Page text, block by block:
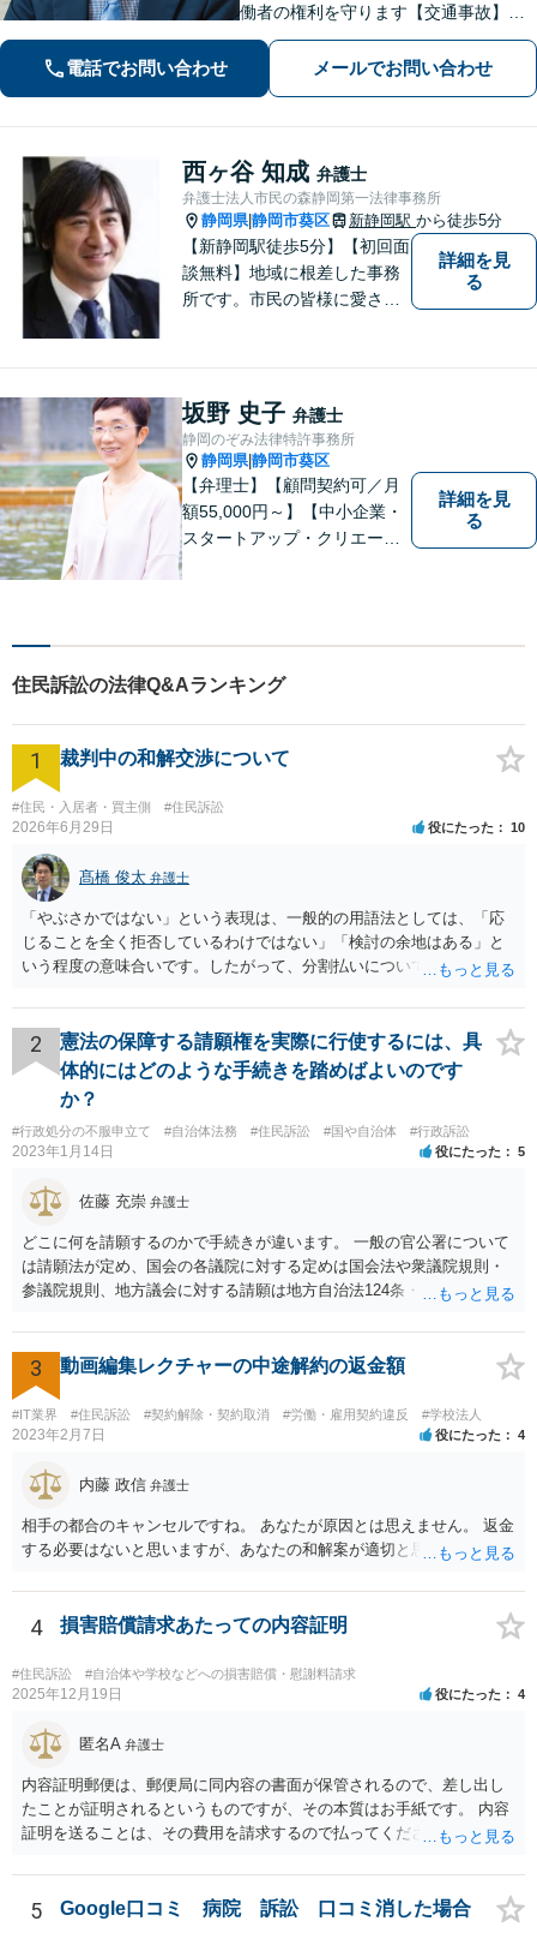
働者の権利を守ります【交通事故】保
険会社との交渉もお任せ。事故後の不
安な気持ちに寄り添う丁寧な対応【男
女問題】シングルマザーの法律相談は
電話でお問い合わせ メールでお問い合わせ
西ヶ谷 知成 弁護士
弁護士法人市民の森静岡第一法律事務所
静岡県|静岡市葵区 新静岡駅 から徒歩5分
【新静岡駅徒歩5分】【初回面
談無料】地域に根差した事務
所です。市民の皆様に愛され
軽にご連絡ください。
詳細を見
る
坂野 史子 弁護士
静岡のぞみ法律特許事務所
静岡県|静岡市葵区
【弁理士】【顧問契約可／月
額55,000円～】【中小企業・
スタートアップ・クリエータ
標、著作権、不正競争防止法
ーガルフォースの高精度契約
書チェック」
詳細を見
る
住民訴訟の法律Q&Aランキング
1 裁判中の和解交渉について
#住民・入居者・買主側 #住民訴訟
2026年6月29日 役にたった 10
髙橋 俊太 弁護士
「やぶさかではない」という表現は、一般的の用語法としては、「応
じることを全く拒否しているわけではない」「検討の余地はある」と
いう程度の意味合いです。したがって、分割払いについて、直ちに拒
「吝かではない」と言われたからといって、分割案に合意したという
意味ではありません。相手方司法書士の発言も、「分割案を検討する
余地はあるが、正式な回答は相手方本人と協議したうえで行う」とい
う趣旨と捉えるのが自然だと思われます。 司法書士が窓口になってい
るのであれば、今後は、相手方本人に直接連絡するのではなく、司法
書士を通じてやり取りする方が適切な対応となります。直接交渉を続
けると、「勝手に話を進めた」と受け取られ、かえって交渉がこじれ
る可能性があります。対応としては、分割払いを希望する理由、頭金
の有無、毎月の支払額、支払日、遅れた場合の扱いなどを整理し、書
2
憲法の保障する請願権を実際に行使するには、具
体的にはどのような手続きを踏めばよいのです
か？
#行政処分の不服申立て #自治体法務 #住民訴訟 #国や自治体 #行政訴訟
2023年1月14日 役にたった 5
佐藤 充崇 弁護士
どこに何を請願するのかで手続きが違います。 一般の官公署について
は請願法が定め、国会の各議院に対する定めは国会法や衆議院規則・
参議院規則、地方議会に対する請願は地方自治法124条・125条が定め
スムースかと思います。
3 動画編集レクチャーの中途解約の返金額
#IT業界 #住民訴訟 #契約解除・契約取消 #労働・雇用契約違反 #学校法人
2023年2月7日 役にたった 4
内藤 政信 弁護士
相手の都合のキャンセルですね。 あなたが原因とは思えません。 返金
する必要はないと思いますが、あなたの和解案が適切と思います。
4 損害賠償請求あたっての内容証明
#住民訴訟 #自治体や学校などへの損害賠償・慰謝料請求
2025年12月19日 役にたった 4
匿名A 弁護士
内容証明郵便は、郵便局に同内容の書面が保管されるので、差し出し
たことが証明されるというものですが、その本質はお手紙です。 内容
証明を送ることは、その費用を請求するので払ってくださいという申
じる義務が（内容証明郵便の効力として）生じるというものではな
く、無視されたらそれでおしまいです。 その後は、裁判を起こして判
決を得て強制的に支払ってもらえるようにするかどうかを検討する必
5 Google口コミ 病院 訴訟 口コミ消した場合